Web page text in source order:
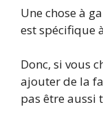
Une chose à
est spécifique
Donc, si vous
ajouter de la
pas être aussi